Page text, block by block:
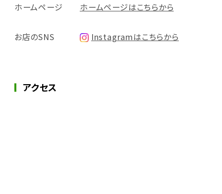
ホームページ ホームページはこちらから
お店のSNS Instagramはこちらから
アクセス